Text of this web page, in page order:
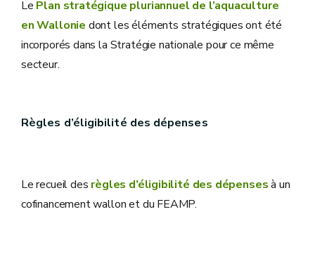
Le Plan stratégique pluriannuel de l’aquaculture
en Wallonie dont les éléments stratégiques ont été
incorporés dans la Stratégie nationale pour ce même
secteur.
Règles d’éligibilité des dépenses
Le recueil des règles d’éligibilité des dépensesà un
cofinancement wallon et du FEAMP.